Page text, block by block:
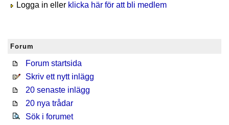
Logga in eller klicka här för att bli medlem
Forum
Forum startsida
Skriv ett nytt inlägg
20 senaste inlägg
20 nya trådar
Sök i forumet